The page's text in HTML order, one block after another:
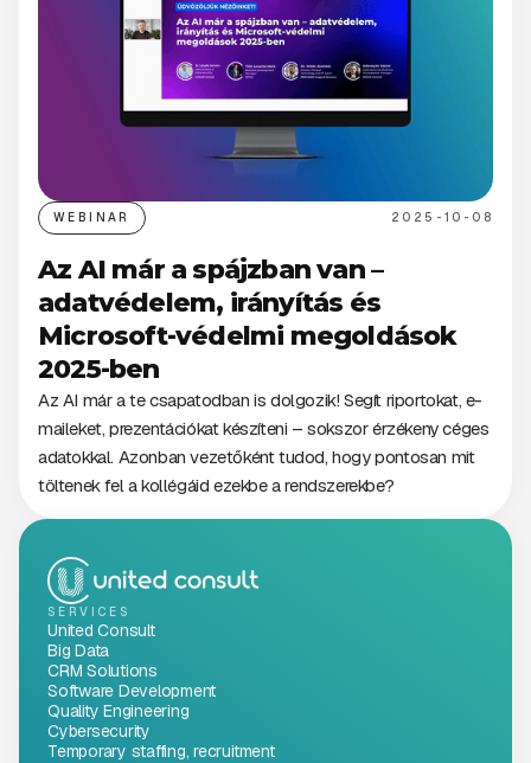
WEBINAR 2025-10-08
Az AI már a spájzban van –
adatvédelem, irányítás és
Microsoft-védelmi megoldások
2025-ben
Az AI már a te csapatodban is dolgozik! Segít riportokat, e-
maileket, prezentációkat készíteni – sokszor érzékeny céges
adatokkal. Azonban vezetőként tudod, hogy pontosan mit
töltenek fel a kollégáid ezekbe a rendszerekbe?
SERVICES
United Consult
Big Data
CRM Solutions
Software Development
Quality Engineering
Cybersecurity
Temporary staffing, recruitment